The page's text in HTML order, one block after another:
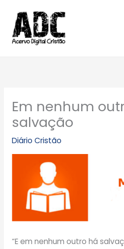
para
conteúdo
Em nenhum
salvação
Diário Cristão
“E em nenhum outro há